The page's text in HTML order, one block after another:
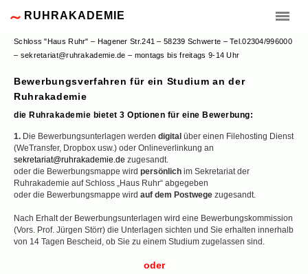
RUHRAKADEMIE
Schloss "Haus Ruhr" – Hagener Str.241 – 58239 Schwerte – Tel.02304/996000
– sekretariat@ruhrakademie.de – montags bis freitags 9-14 Uhr
Bewerbungsverfahren für ein Studium an der
Ruhrakademie
die Ruhrakademie bietet 3 Optionen für eine Bewerbung:
1. Die Bewerbungsunterlagen werden digital über einen Filehosting Dienst
(WeTransfer, Dropbox usw.) oder Onlineverlinkung an
sekretariat@ruhrakademie.de zugesandt.
oder die Bewerbungsmappe wird persönlich im Sekretariat der
Ruhrakademie auf Schloss „Haus Ruhr“ abgegeben
oder die Bewerbungsmappe wird auf dem Postwege zugesandt.
Nach Erhalt der Bewerbungsunterlagen wird eine Bewerbungskommission
(Vors. Prof. Jürgen Störr) die Unterlagen sichten und Sie erhalten innerhalb
von 14 Tagen Bescheid, ob Sie zu einem Studium zugelassen sind.
oder